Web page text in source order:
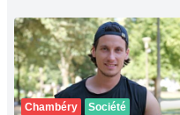
Chambéry
Société